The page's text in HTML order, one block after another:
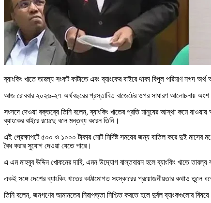
ব্যাংকিং খাতে তারল্য সংকট কাটাতে এবং ব্যাংকের বাইরে থাকা বিপুল পরিমাণ নগদ
আজ রোববার ২০২৬-২৭ অর্থবছরের প্রস্তাবিত বাজেটের ওপর সাধারণ আলোচনায়
সংসদে দেওয়া বক্তব্যে তিনি বলেন, ব্যাংকিং খাতের প্রতি মানুষের আস্থা কমে
ব্যাংকের বাইরে রয়েছে বলে মন্তব্য করেন তিনি।
এই প্রেক্ষাপটে ৫০০ ও ১০০০ টাকার নোট নির্দিষ্ট সময়ের জন্য বাতিল করে দুই মাসের
বৈধ করার সুযোগ দেওয়া যেতে পারে।
এ এম মাহবুব উদ্দিন খোকনের দাবি, এমন উদ্যোগ বাস্তবায়ন হলে ব্যাংকিং খাতে তারল্য
একই সঙ্গে দেশের ব্যাংকিং খাতের কাঠামোগত সংস্কারের প্রয়োজনীয়তার কথাও তুলে
তিনি বলেন, জনগণের আমানতের নিরাপত্তা নিশ্চিত করতে হলে দুর্বল ব্যাংকগুলোর